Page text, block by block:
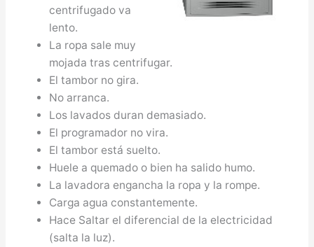
centrifugado va
lento.
La ropa sale muy
mojada tras centrifugar.
El tambor no gira.
No arranca.
Los lavados duran demasiado.
El programador no vira.
El tambor está suelto.
Huele a quemado o bien ha salido humo.
La lavadora engancha la ropa y la rompe.
Carga agua constantemente.
Hace Saltar el diferencial de la electricidad
(salta la luz).